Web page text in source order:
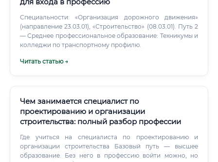
по мере накопления опыта ⚠️ Не обязательно иметь
профильный диплом с первого дня. Многие компании
готовы брать людей со смежным образованием и
курсами — особенно если есть навыки работы в AutoCAD
и базовое понимание строительных норм.
Специальности: «Организация дорожного движения»
(направление 23.03.01), «Строительство» (08.03.01). Путь 2
— Среднее профессиональное образование: Техникумы и
колледжи по транспортному профилю.
Читать статью →
Чем занимается специалист по
проектированию и организации
строительства: полный разбор профессии
Где учиться на специалиста по проектированию и
организации строительства Базовый путь — высшее
образование. Без него в профессию войти можно, но